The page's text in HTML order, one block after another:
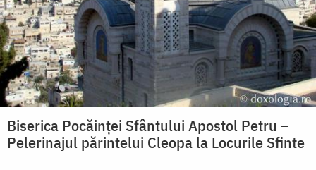
Biserica Pocăinței Sfântului Apostol Petru –
Pelerinajul părintelui Cleopa la Locurile Sfinte